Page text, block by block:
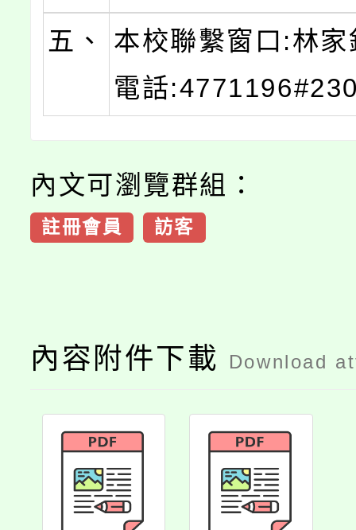
五、
本校聯繫窗口:林
電話
內文可瀏覽群組：
註冊會員 訪客
內容附件下載 Download